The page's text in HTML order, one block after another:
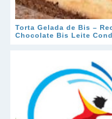
Torta Gelada de Bis –
Chocolate Bis Leite